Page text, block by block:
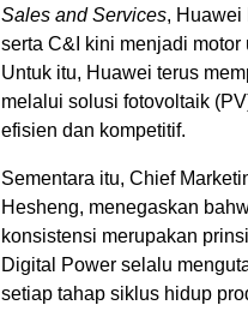
Sales and Services, Huawei
serta C&I kini menjadi
Untuk itu, Huawei terus
melalui solusi fotovoltaik
efisien dan kompetitif.
Sementara itu, Chief
Hesheng, menegaskan
konsistensi merupakan
Digital Power selalu
setiap tahap siklus hidup